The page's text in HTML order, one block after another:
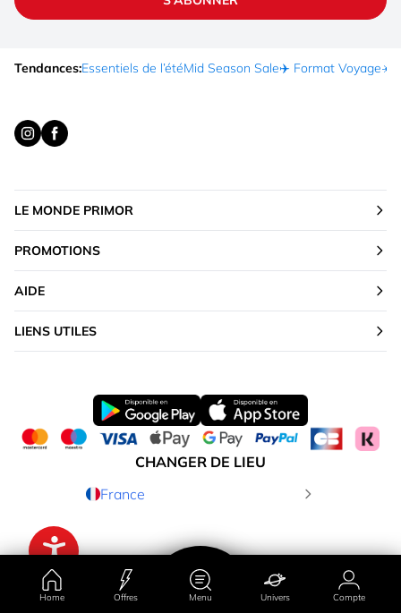
Home Offres Menu Univers Compte
Tendances:Essentiels de l’étéMid Season Sale✈️ Format Voyage☀️
LE MONDE PRIMOR
PROMOTIONS
AIDE
LIENS UTILES
CHANGER DE LIEU
France